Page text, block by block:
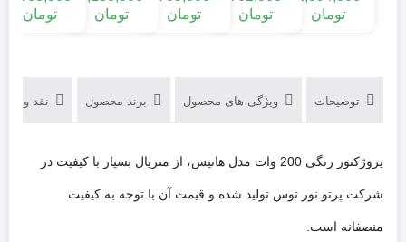
تومان
(پرتو نور توس)
مدل هانیس
تومان
تومان
تومان
تومان
توضیحات ویژگی های محصول برند محصول نقد و
پروژکتور رنگی 200 وات مدل هانیس، از متریال بسیار با کیفیت در
شرکت پرتو نور توس تولید شده و قیمت آن با توجه به کیفیت
منصفانه است.